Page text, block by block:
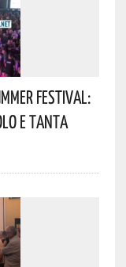
Festival:
E Tanta